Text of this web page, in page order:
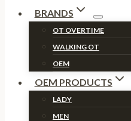
BRANDS
OT OVERTIME
WALKING OT
OEM
OEM PRODUCTS
LADY
MEN